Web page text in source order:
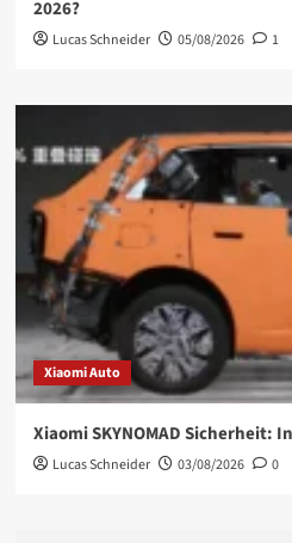
2026?
Lucas Schneider 05/08/2026 1
Xiaomi Auto
Xiaomi SKYNOMAD Sicherheit:
Lucas Schneider 03/08/2026 0